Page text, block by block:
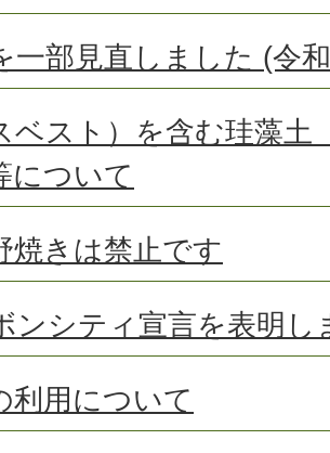
一部見直しました (令
ベスト）を含む珪藻土
について
焼きは禁止です
ンシティ宣言を表明し
利用について